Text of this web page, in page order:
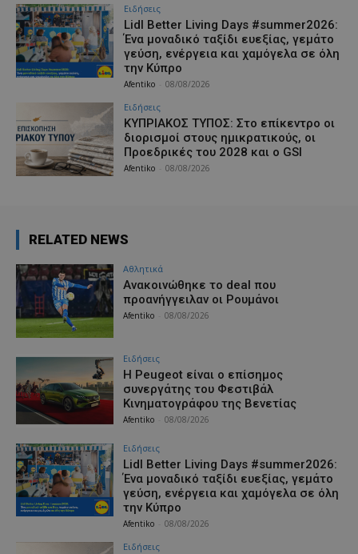
Ειδήσεις
Lidl Better Living Days #summer2026:
Ένα μοναδικό ταξίδι ευεξίας, γεμάτο
γεύση, ενέργεια και χαμόγελα σε όλη
την Κύπρο
Afentiko 08/08/2026
Ειδήσεις
ΚΥΠΡΙΑΚΟΣ ΤΥΠΟΣ: Στο επίκεντρο οι
διορισμοί στους ημικρατικούς, οι
Προεδρικές του 2028 και ο GSI
Afentiko 08/08/2026
RELATED NEWS
Αθλητικά
Aνακοινώθηκε το deal που
προανήγγειλαν οι Ρουμάνοι
Afentiko 08/08/2026
Ειδήσεις
Η Peugeot είναι ο επίσημος
συνεργάτης του Φεστιβάλ
Κινηματογράφου της Βενετίας
Afentiko 08/08/2026
Ειδήσεις
Lidl Better Living Days #summer2026:
Ένα μοναδικό ταξίδι ευεξίας, γεμάτο
γεύση, ενέργεια και χαμόγελα σε όλη
την Κύπρο
Afentiko 08/08/2026
Ειδήσεις